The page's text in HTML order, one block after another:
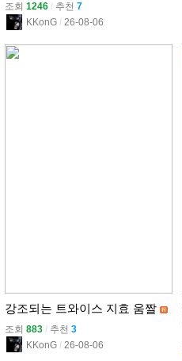
조회 1246 l 추천 7
KKonG l 26-08-06
강조되는 트와이스 지효 움짤
조회 883 l 추천 3
KKonG l 26-08-06